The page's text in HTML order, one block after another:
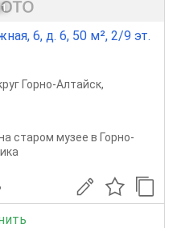
6, д. 6, 50 м², 2/9 эт.
Горно-Алтайск,
старом музее в Горно-